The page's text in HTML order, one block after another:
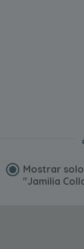
Mostrar
"Jamilia